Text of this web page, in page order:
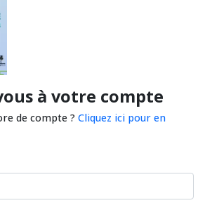
à votre compte
de compte ? Cliquez ici pour en